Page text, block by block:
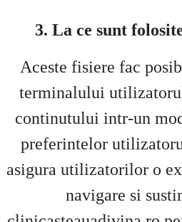
3. La ce sunt
Aceste fisiere fac
terminalului
continutului intr-un
preferintelor
asigura utilizatorilor o
navigare si